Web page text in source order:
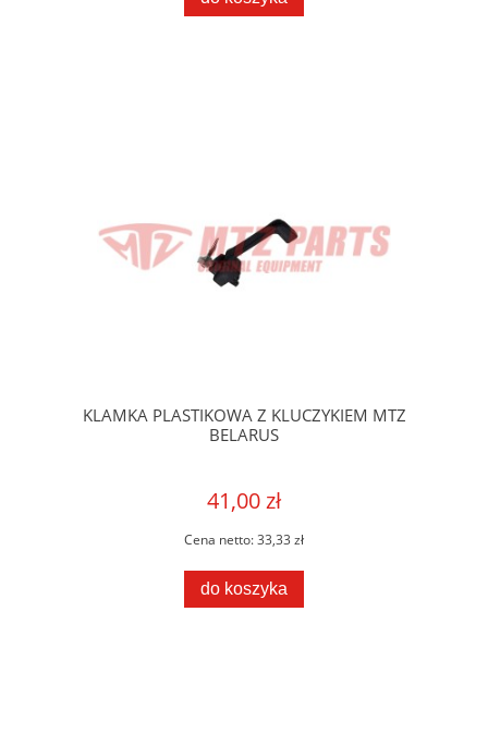
KLAMKA PLASTIKOWA Z KLUCZYKIEM MTZ
BELARUS
41,00 zł
Cena netto:33,33 zł
do koszyka